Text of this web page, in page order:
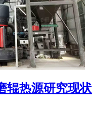
辊热源研究现状